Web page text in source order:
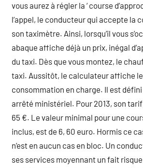
vous aurez à régler la ‘ course
l’appel, le conducteur qui accepte la
son taximètre. Ainsi, lorsqu’il vous
abaque affiche déjà un prix, inégal
du taxi. Dès que vous montez, le
taxi. Aussitôt, le calculateur affiche
consommation en charge. Il est
arrêté ministériel. Pour 2013, son
65 €. Le valeur minimal pour une
inclus, est de 6, 60 euro. Hormis ce
n’est en aucun cas en bloc. Un
ses services moyennant un fait